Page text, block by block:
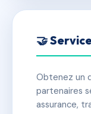
🤝
Obtenez un
partenaires
assurance,